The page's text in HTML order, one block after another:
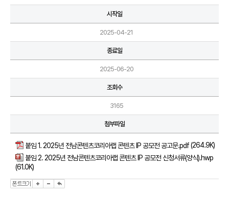
시작일
2025-04-21
종료일
2025-06-20
조회수
3165
첨부파일
붙임 1. 2025년 전남콘텐츠코리아랩 콘텐츠 IP 공모전 공고문.pdf(264.9K)
붙임 2. 2025년 전남콘텐츠코리아랩 콘텐츠 IP 공모전 신청서류(양식).hwp
(61.0K)